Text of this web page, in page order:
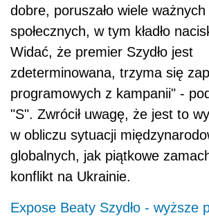
dobre, poruszało wiele
społecznych, w tym kładło
Widać, że premier Szydło jest
zdeterminowana, trzyma się
programowych z kampanii" -
"S". Zwrócił uwagę, że jest to
w obliczu sytuacji
globalnych, jak piątkowe
konflikt na Ukrainie.
Expose Beaty Szydło - wyższe